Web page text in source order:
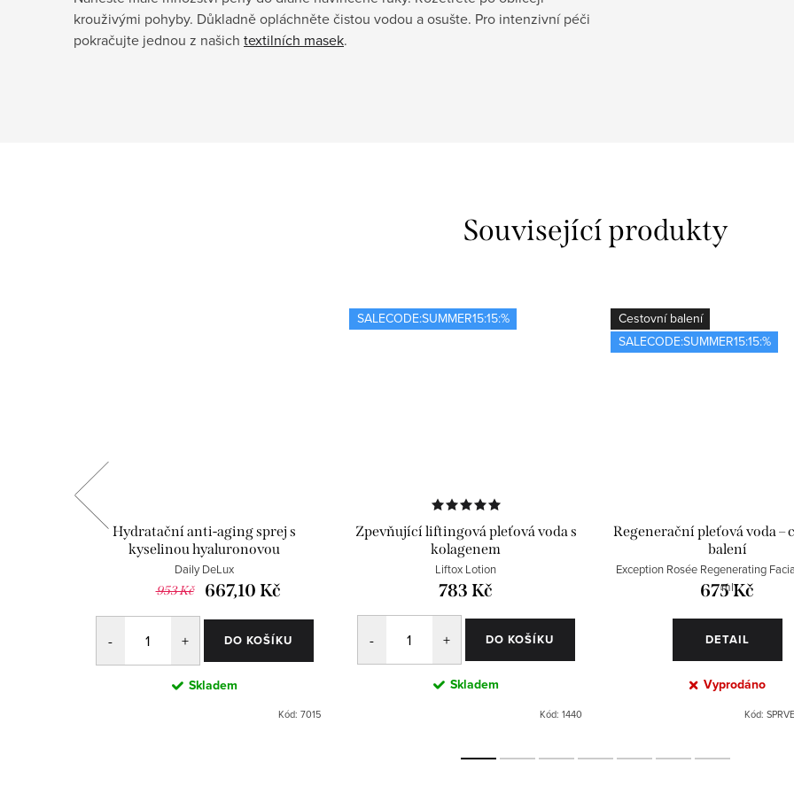
krouživými pohyby. Důkladně opláchněte čistou vodou a osušte. Pro intenzivní péči
pokračujte jednou z našich textilních masek.
Související produkty
Hydratační anti-aging sprej s
kyselinou hyaluronovou
Daily DeLux
953 Kč 667,10 Kč
DO KOŠÍKU
Skladem
Kód: 7015
SALECODE:SUMMER15:15:%
Zpevňující liftingová pleťová voda s
kolagenem
Liftox Lotion
783 Kč
DO KOŠÍKU
Skladem
Kód: 1440
Cestovní balení
SALECODE:SUMMER15:15:%
Regenerační pleťová voda –
balení
Exception Rosée Regenerating
ml
675 Kč
DETAIL
Vyprodáno
Kód: